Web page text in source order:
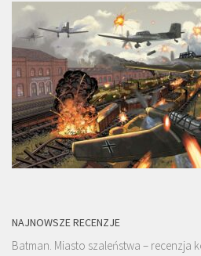
NAJNOWSZE RECENZJE
Batman. Miasto szaleństwa – recenzja